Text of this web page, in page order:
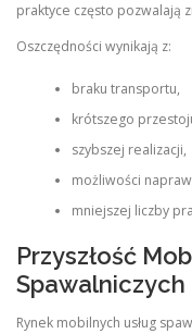
praktyce często pozwalają
Oszczędności wynikają z:
braku transportu,
krótszego
szybszej realizacji,
możliwości
mniejszej liczby
Przyszłość
Spawalniczych
Rynek mobilnych usług